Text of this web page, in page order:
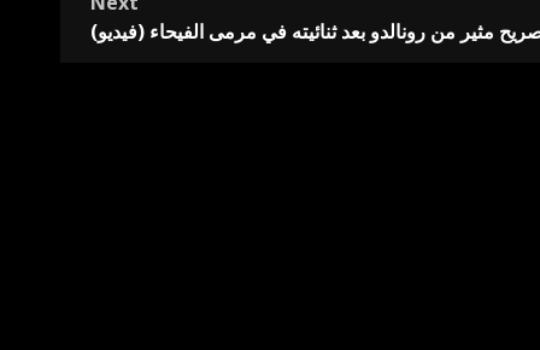
مثير من رونالدو بعد ثنائيته في مرمى الفيحاء (فيديو)